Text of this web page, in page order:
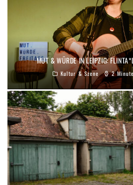
MUT & WÜRDE IN LEIPZIG:
Kultur & Szene 2